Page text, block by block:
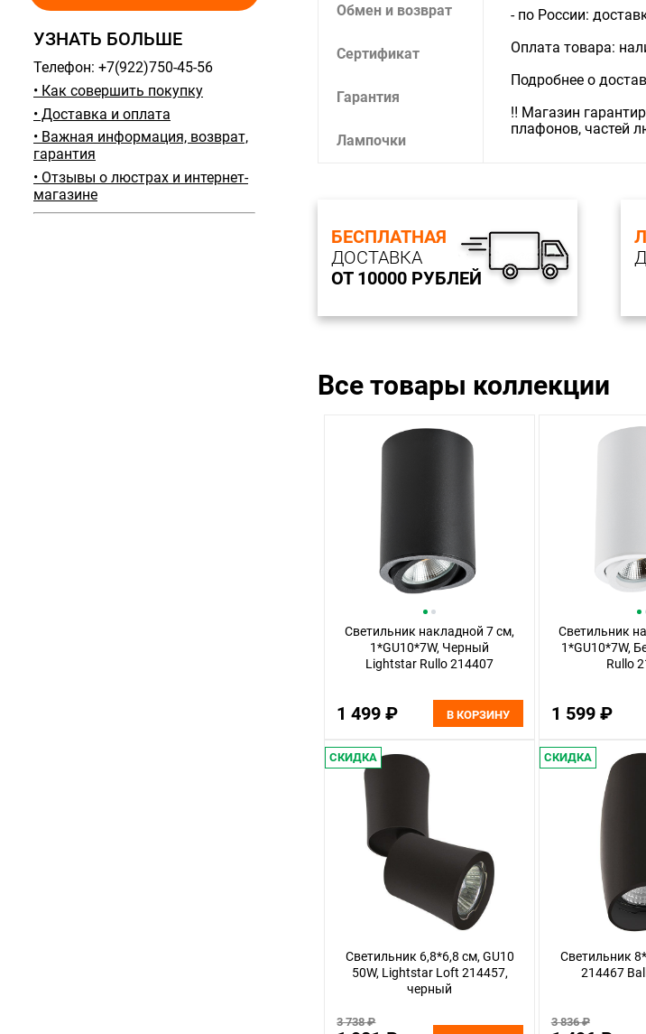
УЗНАТЬ БОЛЬШЕ
Телефон: +7(922)750-45-56
• Как совершить покупку
• Доставка и оплата
• Важная информация, возврат,
гарантия
• Отзывы о люстрах и интернет-
магазине
Обмен и возврат
Сертификат
Гарантия
Лампочки
- по России:
Оплата товара:
Подробнее о
‼️ Магазин
плафонов, частей
БЕСПЛАТНАЯ
ДОСТАВКА
ОТ 10000 РУБЛЕЙ
Все товары коллекции
Светильник накладной 7 см,
1*GU10*7W, Черный
Lightstar Rullo 214407
1 499 ₽ В КОРЗИНУ
Светильник
1*GU10*7W,
Rullo
1 599 ₽
СКИДКА
Светильник 6,8*6,8 см, GU10
50W, Lightstar Loft 214457,
черный
3 738 ₽
СКИДКА
Светильник
214467
3 836 ₽